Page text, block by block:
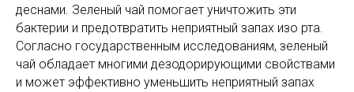
деснами. Зеленый чай помогает уничтожить эти
бактерии и предотвратить неприятный запах изо рта.
Согласно государственным исследованиям, зеленый
чай обладает многими дезодорирующими свойствами
и может эффективно уменьшить неприятный запах